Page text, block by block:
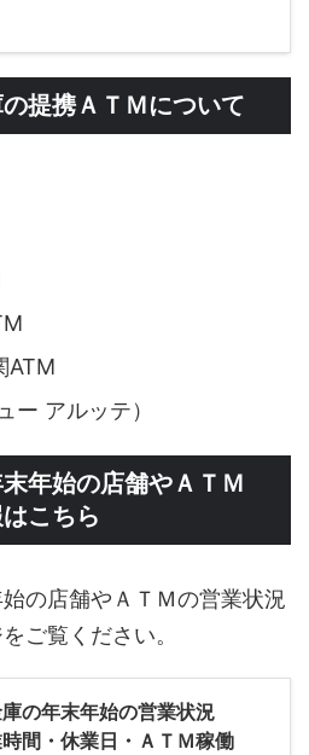
提携ＡＴＭについて
ATM
ー アルッテ）
年始の店舗やＡＴＭ
こちら
の店舗やＡＴＭの営業状況
ご覧ください。
の年末年始の営業状況
時間・休業日・ＡＴＭ稼働